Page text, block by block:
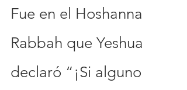
Fue en el Hoshanna
Rabbah que Yeshua
declaró “¡Si alguno